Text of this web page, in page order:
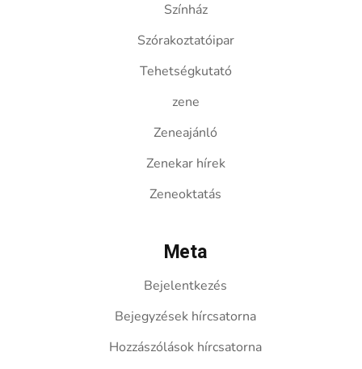
Színház
Szórakoztatóipar
Tehetségkutató
zene
Zeneajánló
Zenekar hírek
Zeneoktatás
Meta
Bejelentkezés
Bejegyzések hírcsatorna
Hozzászólások hírcsatorna